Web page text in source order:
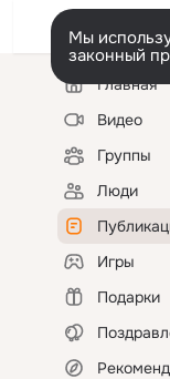
Мы
законный
Левая
колонкаГлавная
Видео
Группы
Люди
Игры
Подарки